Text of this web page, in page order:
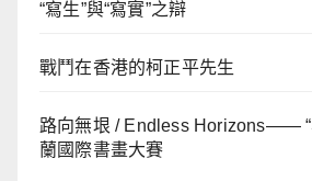
“寫生”與“寫實”之辯
戰鬥在香港的柯正平先生
路向無垠 / Endless Horizons—— “
蘭國際書畫大賽